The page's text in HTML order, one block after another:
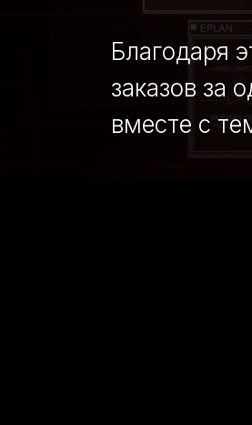
Благодаря
заказов за
вместе с